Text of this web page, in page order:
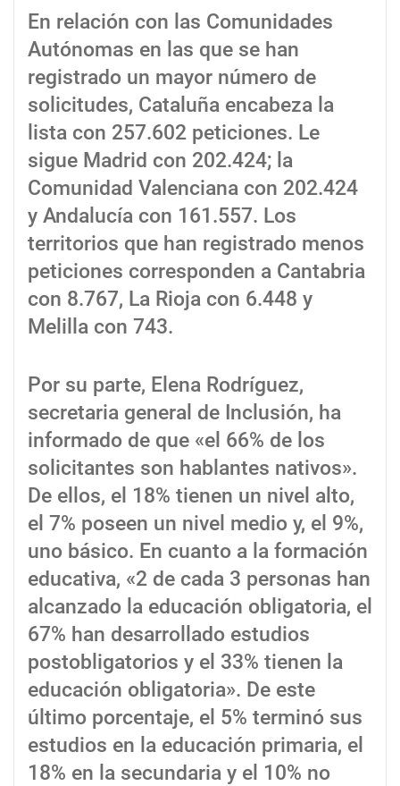
En relación con las Comunidades
Autónomas en las que se han
registrado un mayor número de
solicitudes, Cataluña encabeza la
lista con 257.602 peticiones. Le
sigue Madrid con 202.424; la
Comunidad Valenciana con 202.424
y Andalucía con 161.557. Los
territorios que han registrado menos
peticiones corresponden a Cantabria
con 8.767, La Rioja con 6.448 y
Melilla con 743.
Por su parte, Elena Rodríguez,
secretaria general de Inclusión, ha
informado de que «el 66% de los
solicitantes son hablantes nativos».
De ellos, el 18% tienen un nivel alto,
el 7% poseen un nivel medio y, el 9%,
uno básico. En cuanto a la formación
educativa, «2 de cada 3 personas han
alcanzado la educación obligatoria, el
67% han desarrollado estudios
postobligatorios y el 33% tienen la
educación obligatoria». De este
último porcentaje, el 5% terminó sus
estudios en la educación primaria, el
18% en la secundaria y el 10% no